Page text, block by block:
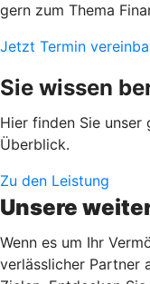
gern zum Thema
Jetzt Termin
Sie wissen
Hier finden Sie
Überblick.
Zu den Leistung
Unsere
Wenn es um Ihr
verlässlicher Partner